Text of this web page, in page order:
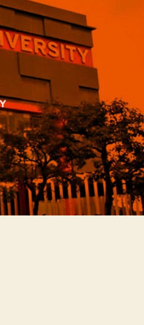
Indonesia